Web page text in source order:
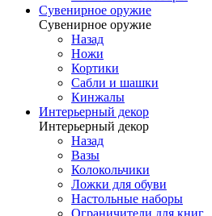
Сувенирное оружие
Сувенирное оружие
Назад
Ножи
Кортики
Сабли и шашки
Кинжалы
Интерьерный декор
Интерьерный декор
Назад
Вазы
Колокольчики
Ложки для обуви
Настольные наборы
Ограничители для книг